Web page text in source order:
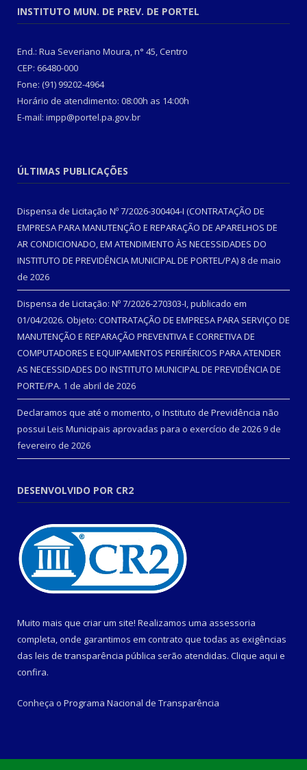
INSTITUTO MUN. DE PREV. DE PORTEL
End.: Rua Severiano Moura, n° 45, Centro
CEP: 66480-000
Fone: (91) 99202-4964
Horário de atendimento: 08:00h as 14:00h
E-mail: impp@portel.pa.gov.br
ÚLTIMAS PUBLICAÇÕES
Dispensa de Licitação Nº 7/2026-300404-I (CONTRATAÇÃO DE
EMPRESA PARA MANUTENÇÃO E REPARAÇÃO DE APARELHOS DE
AR CONDICIONADO, EM ATENDIMENTO ÀS NECESSIDADES DO
INSTITUTO DE PREVIDÊNCIA MUNICIPAL DE PORTEL/PA) 8 de maio
de 2026
Dispensa de Licitação: Nº 7/2026-270303-I, publicado em
01/04/2026. Objeto: CONTRATAÇÃO DE EMPRESA PARA SERVIÇO DE
MANUTENÇÃO E REPARAÇÃO PREVENTIVA E CORRETIVA DE
COMPUTADORES E EQUIPAMENTOS PERIFÉRICOS PARA ATENDER
AS NECESSIDADES DO INSTITUTO MUNICIPAL DE PREVIDÊNCIA DE
PORTE/PA. 1 de abril de 2026
Declaramos que até o momento, o Instituto de Previdência não
possui Leis Municipais aprovadas para o exercício de 2026 9 de
fevereiro de 2026
DESENVOLVIDO POR CR2
Muito mais que criar um site! Realizamos uma assessoria
completa, onde garantimos em contrato que todas as exigências
das leis de transparência pública serão atendidas. Clique aqui e
confira.
Conheça o Programa Nacional de Transparência